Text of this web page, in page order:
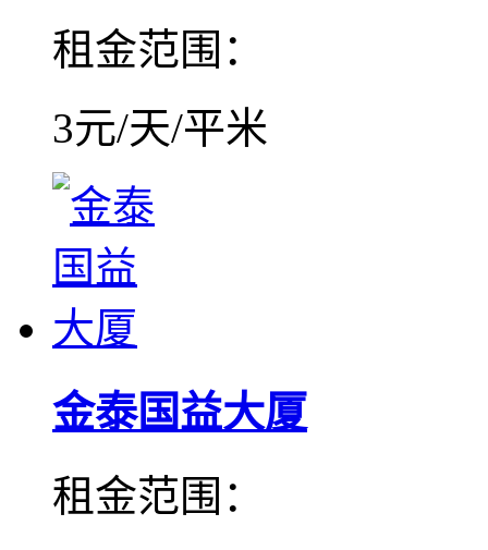
租金范围：
3元/天/平米
金泰国益大厦
租金范围：